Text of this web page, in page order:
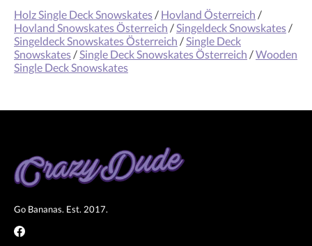
Holz Single Deck Snowskates / Hovland Österreich /
Hovland Snowskates Österreich / Singeldeck Snowskates /
Singeldeck Snowskates Österreich / Single Deck
Snowskates / Single Deck Snowskates Österreich /Wooden
Single Deck Snowskates
Go Bananas. Est. 2017.